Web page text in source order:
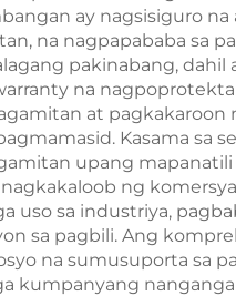
ay nagsisiguro
na nagpapababa sa
pakinabang,
na
at
Kasama sa
upang
ng
uso sa industriya,
sa pagbili. Ang
na sumusuporta sa
kumpanyang